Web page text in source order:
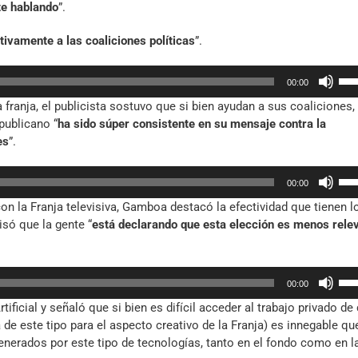
hablando”.
a las coaliciones políticas”.
00:00
o
el publicista sostuvo que si bien ayudan a sus coaliciones,
“ha sido súper consistente en su mensaje contra la
”.
00:00
de
o
el
la Franja televisiva, Gamboa destacó la efectividad que tienen
que la gente “está declarando que esta elección es menos
00:00
de
y señaló que si bien es difícil acceder al trabajo privado de
este tipo para el aspecto creativo de la Franja) es innegable
por este tipo de tecnologías, tanto en el fondo como en